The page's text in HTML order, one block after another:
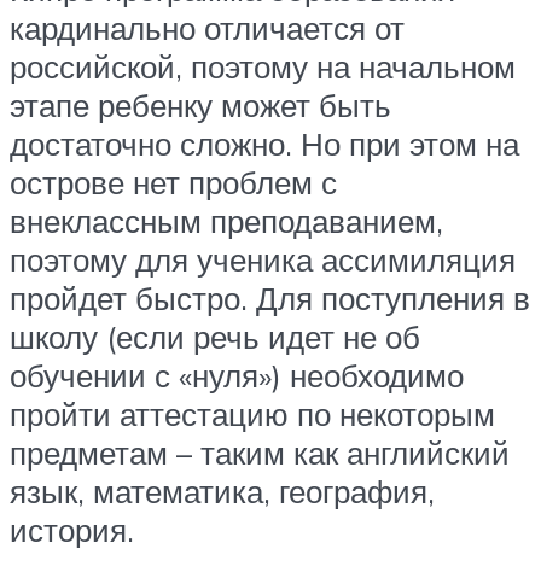
кардинально отличается от
российской, поэтому на начальном
этапе ребенку может быть
достаточно сложно. Но при этом на
острове нет проблем с
внеклассным преподаванием,
поэтому для ученика ассимиляция
пройдет быстро. Для поступления в
школу (если речь идет не об
обучении с «нуля») необходимо
пройти аттестацию по некоторым
предметам – таким как английский
язык, математика, география,
история.